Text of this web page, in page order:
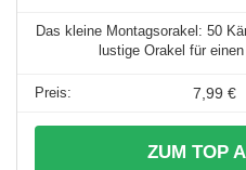
Das kleine Montagsorakel: 50
lustige Orakel für
7,99 €
ZUM TOP